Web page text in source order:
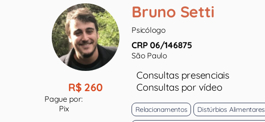
R$ 260
Pague por:
Pix
Bruno Setti
Psicólogo
CRP 06/146875
São Paulo
Consultas presenciais
Consultas por vídeo
Relacionamentos
Distúrbios Alimentares